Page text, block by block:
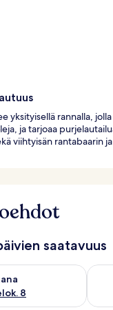
yksityisellä rannalla,
ja tarjoaa
viihtyisän rantabaarin ja
saatavuus
8
elok. 7 - elok. 8